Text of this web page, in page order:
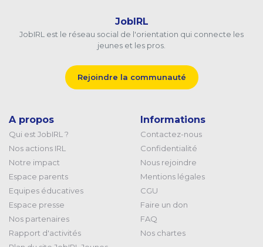
JobIRL
JobIRL est le réseau social de l'orientation qui connecte les
jeunes et les pros.
Rejoindre la communauté
A propos
Qui est JobIRL ?
Nos actions IRL
Notre impact
Espace parents
Equipes éducatives
Espace presse
Nos partenaires
Rapport d'activités
Informations
Contactez-nous
Confidentialité
Nous rejoindre
Mentions légales
CGU
Faire un don
FAQ
Nos chartes